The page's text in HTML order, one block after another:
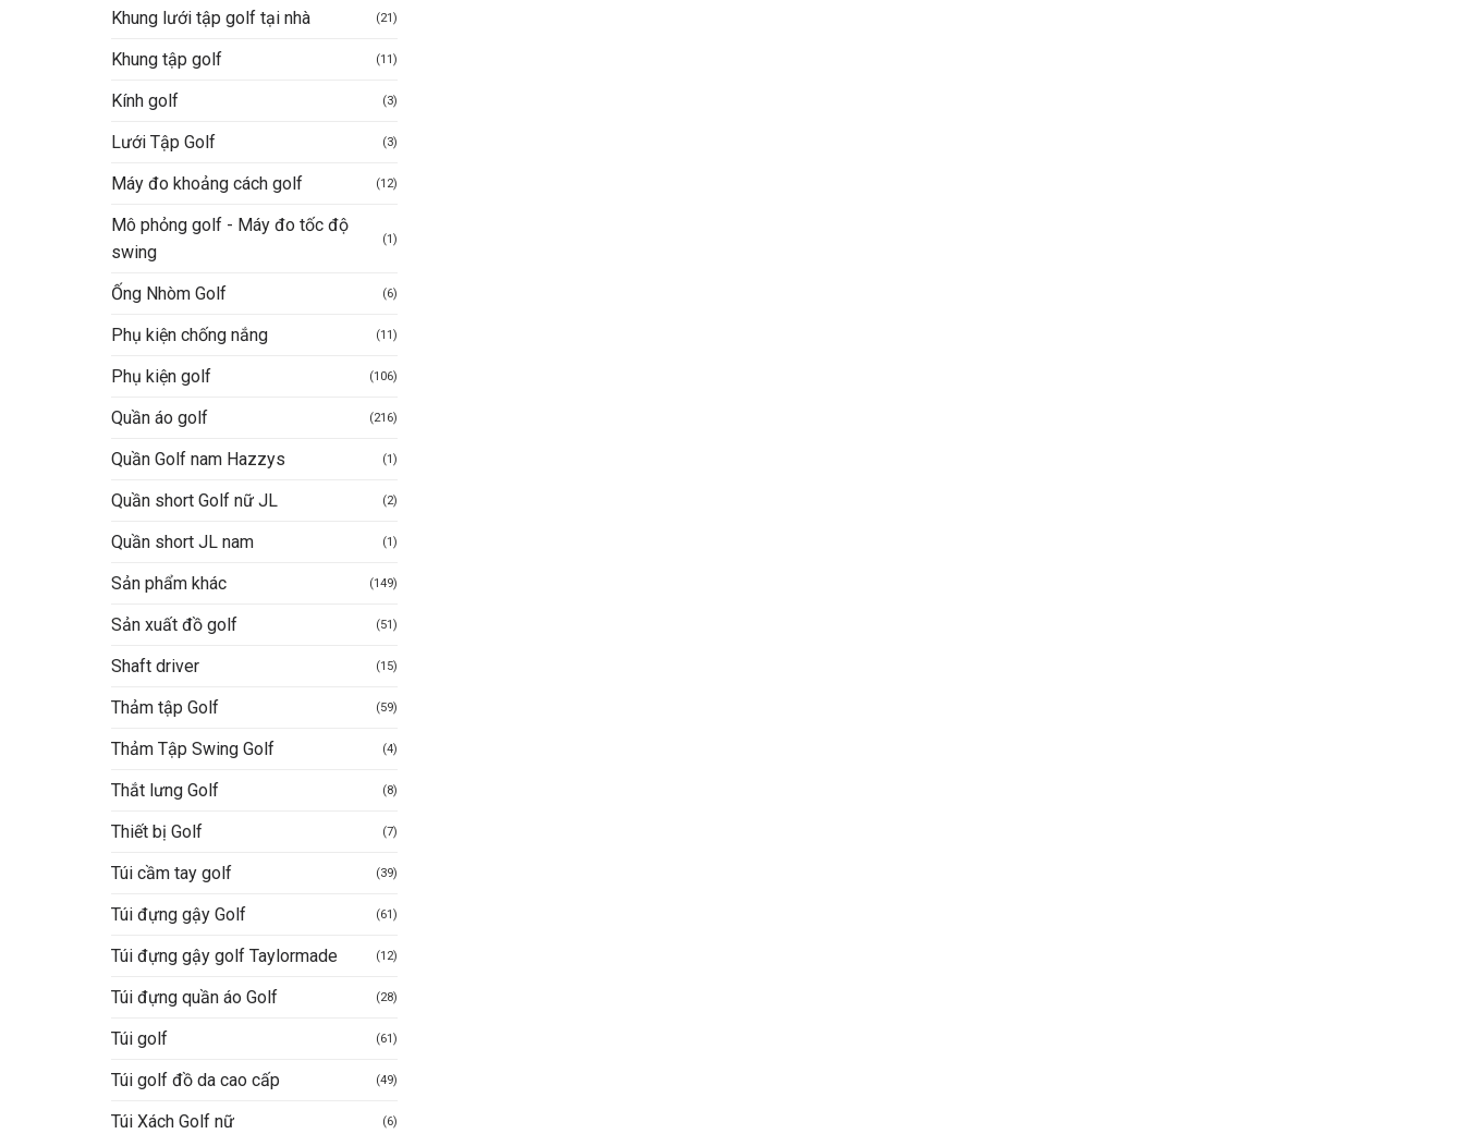
Khung lưới tập golf tại nhà (21)
Khung tập golf (11)
Kính golf (3)
Lưới Tập Golf (3)
Máy đo khoảng cách golf (12)
Mô phỏng golf - Máy đo tốc độ
swing
(1)
Ống Nhòm Golf (6)
Phụ kiện chống nắng (11)
Phụ kiện golf (106)
Quần áo golf (216)
Quần Golf nam Hazzys (1)
Quần short Golf nữ JL (2)
Quần short JL nam (1)
Sản phẩm khác (149)
Sản xuất đồ golf (51)
Shaft driver (15)
Thảm tập Golf (59)
Thảm Tập Swing Golf (4)
Thắt lưng Golf (8)
Thiết bị Golf (7)
Túi cầm tay golf (39)
Túi đựng gậy Golf (61)
Túi đựng gậy golf Taylormade (12)
Túi đựng quần áo Golf (28)
Túi golf (61)
Túi golf đồ da cao cấp (49)
Túi Xách Golf nữ (6)